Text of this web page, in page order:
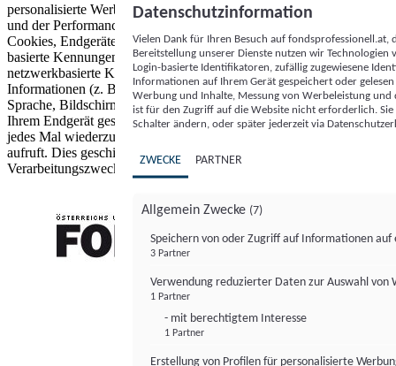
personalisierte Werbung und Inhalte, Messung von Werbeleistung
und der Performance von Inhalten sowie Zielgruppenforschung.
Cookies, Endgeräte- oder ähnliche Online-Kennungen (z. B. login-
basierte Kennungen, zufällig generierte Kennungen,
netzwerkbasierte Kennungen) können zusammen mit anderen
Informationen (z. B. Browsertyp und Browserinformationen,
Sprache, Bildschirmgröße, unterstützte Technologien usw.) auf
Ihrem Endgerät gespeichert oder von dort ausgelesen werden, um es
jedes Mal wiederzuerkennen, wenn es eine App oder einer Webseite
aufruft. Dies geschieht für einen oder mehrere der hier aufgeführten
Verarbeitungszwecke.
Datenschutzinformation
Vielen Dank für Ihren Besuch auf
Bereitstellung unserer Dienste nutzen wir Technologien
Login-basierte Identifikatoren, zufällig zugewiesene
Informationen auf Ihrem Gerät gespeichert oder
Werbung und Inhalte, Messung von Werbeleistung
ist für den Zugriff auf die Website nicht erforderlich.
Schalter ändern, oder später jederzeit via
ZWECKE PARTNER
Allgemein Zwecke (7)
Speichern von oder Zugriff auf Informationen auf
3 Partner
Verwendung reduzierter Daten zur Auswahl von
1 Partner
- mit berechtigtem Interesse
1 Partner
Erstellung von Profilen für personalisierte
FONDS professionell